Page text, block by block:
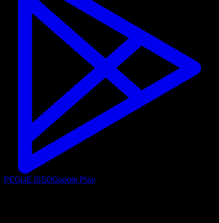
PEGUE ISSOGoogle Play